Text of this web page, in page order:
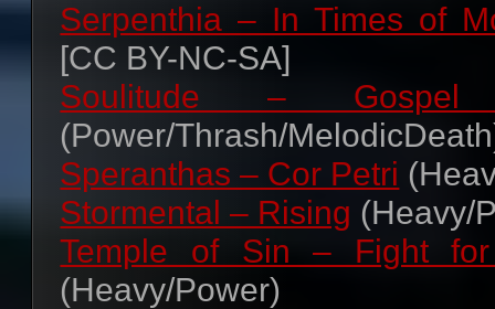
será bien recibido 😉
¡Saludos, y que la
acompañe! =D
Serpenthia – In Times of
[CC BY-NC-SA]
Soulitude –
(Power/Thrash/
Speranthas – Cor Petri
Stormental – Rising (Heavy/
Temple of Sin – Fight
(Heavy/Power)